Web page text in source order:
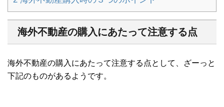
海外不動産の購入にあたって注意する点
海外不動産の購入にあたって注意する点として、ざーっと
下記のものがあるようです。